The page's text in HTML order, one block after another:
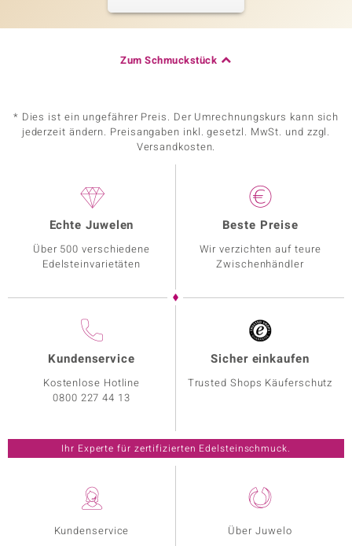
Zum Schmuckstück
* Dies ist ein ungefährer Preis. Der Umrechnungskurs kann sich
jederzeit ändern. Preisangaben inkl. gesetzl. MwSt. und zzgl.
Versandkosten.
Kundenservice
Über Juwelo
Echte Juwelen
Über 500 verschiedene
Edelsteinvarietäten
Beste Preise
Wir verzichten auf teure
Zwischenhändler
Kundenservice
Kostenlose Hotline
0800 227 44 13
Sicher einkaufen
Trusted Shops Käuferschutz
Ihr Experte für zertifizierten Edelsteinschmuck.